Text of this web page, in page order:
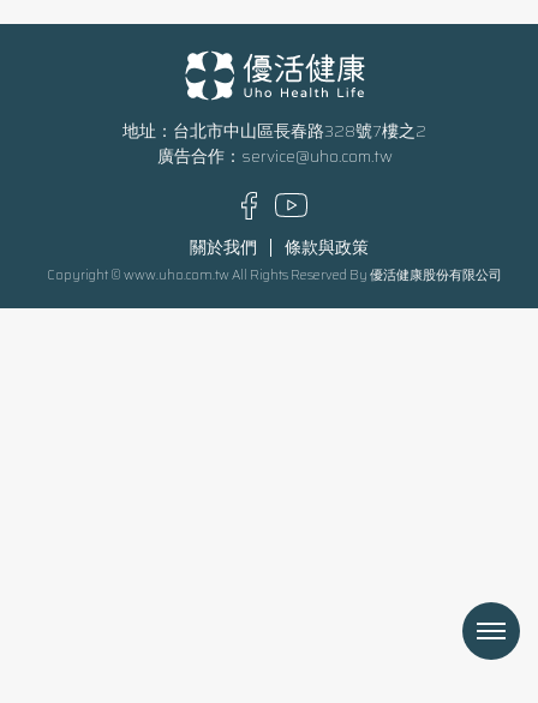
地址：台北市中山區長春路328號7樓之2
廣告合作： service@uho.com.tw
關於我們 條款與政策
Copyright © www.uho.com.tw All Rights Reserved By 優活健康股份有限公司
Menu